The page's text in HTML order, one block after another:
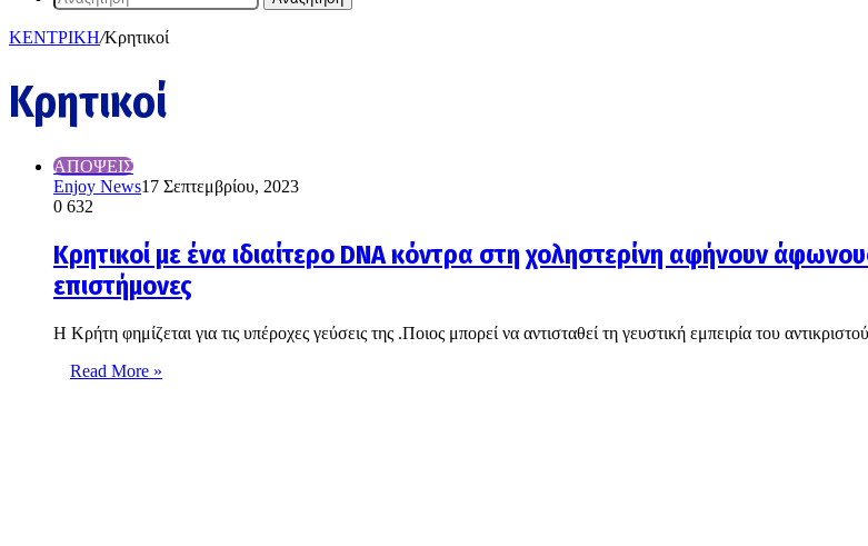
ΚΕΝΤΡΙΚΗ/Κρητικοί
Κρητικοί
ΑΠΟΨΕΙΣ
Enjoy News17 Σεπτεμβρίου, 2023
0 632
Κρητικοί με ένα ιδιαίτερο DNA κόντρα στη χοληστερίνη αφήνουν
επιστήμονες
Η Κρήτη φημίζεται για τις υπέροχες γεύσεις της .Ποιος μπορεί να αντισταθεί τη γευστική εμπειρία του
Read More »